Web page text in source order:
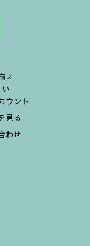
え
ウント
見る
わせ